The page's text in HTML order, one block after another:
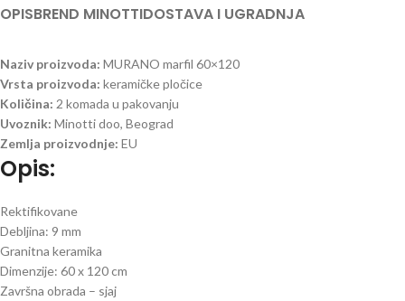
OPISBREND MINOTTIDOSTAVA I UGRADNJA
Naziv proizvoda: MURANO marfil 60×120
Vrsta proizvoda: keramičke pločice
Količina: 2 komada u pakovanju
Uvoznik: Minotti doo, Beograd
Zemlja proizvodnje: EU
Opis:
Rektifikovane
Debljina: 9 mm
Granitna keramika
Dimenzije: 60 x 120 cm
Završna obrada – sjaj